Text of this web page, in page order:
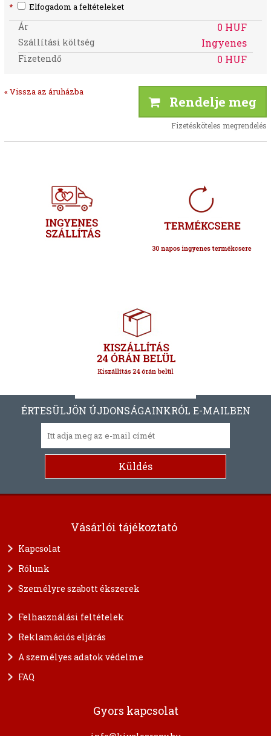
* Elfogadom a feltételeket
Ár 0 HUF
Szállítási költség Ingyenes
Fizetendő 0 HUF
« Vissza az áruházba
Rendelje meg
Fizetésköteles megrendelés
ÉRTESÜLJÖN ÚJDONSÁGAINKRÓL E-MAILBEN
Vásárlói tájékoztató
Kapcsolat
Rólunk
Személyre szabott ékszerek
Felhasználási feltételek
Reklamációs eljárás
A személyes adatok védelme
FAQ
Gyors kapcsolat